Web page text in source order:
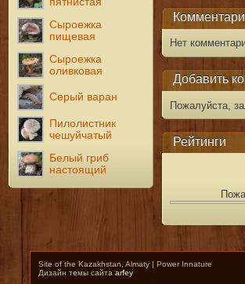
Сыроежка
пищевая
Сыроежка
оливковая
Серый варан
Пилолистник
чешуйчатый
Белый гриб
настоящий
Нет
Добавить
Пожалуйста,
Рейтинги
Site of the Kazakhstan, Almaty | Power Innature
Дизайн темы сайта arfey